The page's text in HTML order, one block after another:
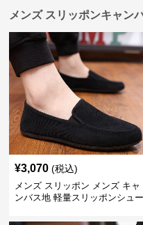
メンズ スリッポンキャン
¥3,070 (税込)
メンズ スリッポン メンズ キャ
ンバス地 軽量スリッポンシュー